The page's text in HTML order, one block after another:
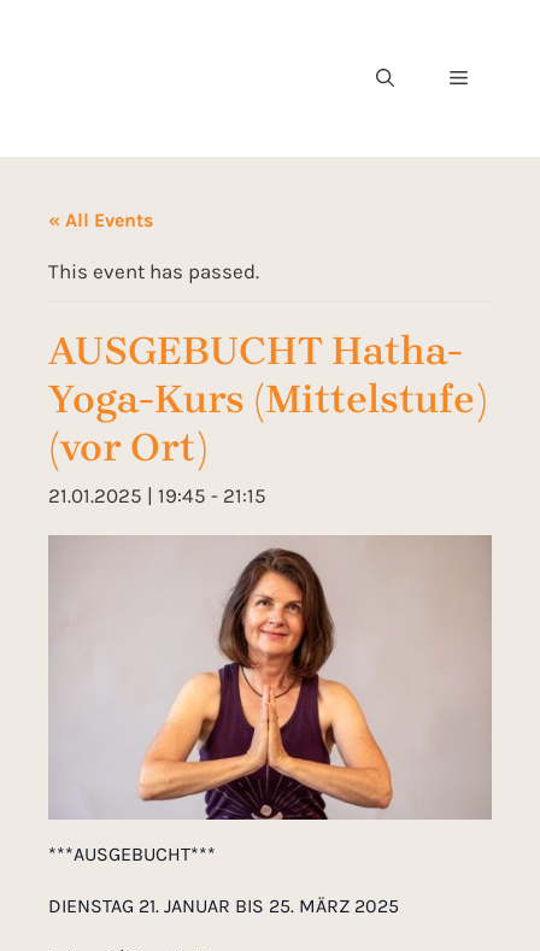
« All Events
This event has passed.
AUSGEBUCHT Hatha-
Yoga-Kurs (Mittelstufe)
(vor Ort)
21.01.2025 | 19:45 - 21:15
***AUSGEBUCHT***
DIENSTAG 21. JANUAR BIS 25. MÄRZ 2025